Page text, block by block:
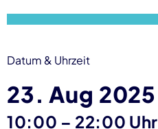
Datum & Uhrzeit
23. Aug 2025
10:00 – bis
22:00 Uhr